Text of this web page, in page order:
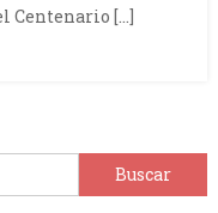
Centenario […]
Buscar: